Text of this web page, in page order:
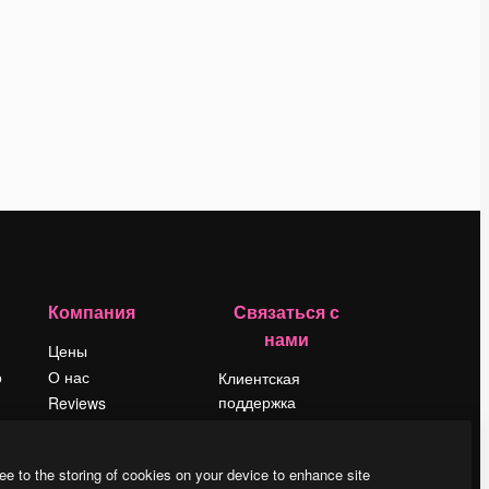
Компания
Цены
О нас
Reviews
Блог
Связаться с
нами
Клиентская
поддержка
LinkedIn
to the storing of cookies on your device to enhance site